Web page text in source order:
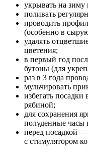
укрывать на зиму
поливать
проводить
(особенно в
удалять
цветения;
в первый год
бутоны (для
раз в 3 года
мульчировать
избегать
рябиной;
для сохранения
полуденные часы
перед посадкой —
с стимулятором